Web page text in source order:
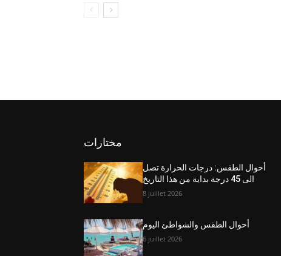
مختارات
أحوال الطقس: درجات الحرارة تصل
الى 45 درجة بداية من هذا التاريخ
8 juillet 2026
أحوال الطقس والشواطئ اليوم
6 juillet 2026